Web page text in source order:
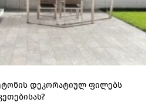
დეკორატიულ ფილებს